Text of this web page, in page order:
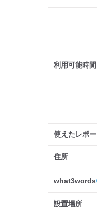
利用可能時間
使えたレポー
住所
what3words
設置場所